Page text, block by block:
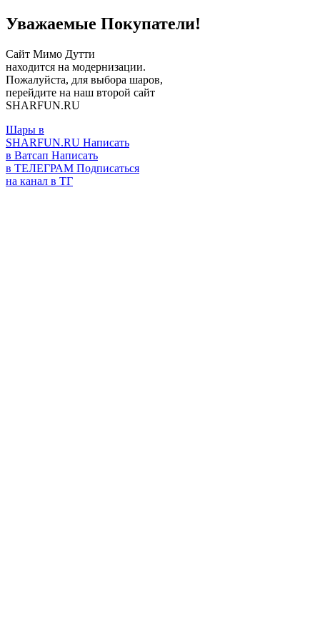
Уважаемые Покупатели!
Сайт Мимо Дутти
находится на модернизации.
Пожалуйста, для выбора шаров,
перейдите на наш второй сайт
SHARFUN.RU
Шары в
SHARFUN.RU Написать
в Ватсап Написать
в ТЕЛЕГРАМ Подписаться
на канал в ТГ